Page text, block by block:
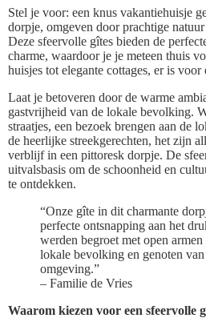
Stel je voor: een knus vakantiehuisje
dorpje, omgeven door prachtige
Deze sfeervolle gîtes bieden de
charme, waardoor je je meteen thuis
huisjes tot elegante cottages, er is
Laat je betoveren door de warme
gastvrijheid van de lokale bevolking.
straatjes, een bezoek brengen aan de
de heerlijke streekgerechten, het zijn
verblijf in een pittoresk dorpje. De
uitvalsbasis om de schoonheid en
te ontdekken.
“Onze gîte in dit charmante
perfecte ontsnapping aan het
werden begroet met open
lokale bevolking en genoten van
omgeving.”
– Familie de Vries
Waarom kiezen voor een sfeervolle